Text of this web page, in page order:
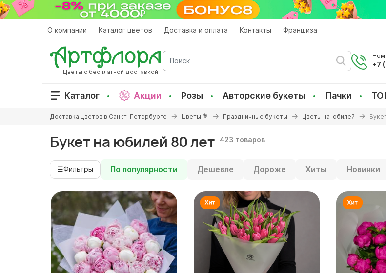
Перейти
к
О компании Каталог цветов Доставка и оплата Контакты Франшиза
Цветы с бесплатной доставкой!
Поиск +7
Каталог Акции Розы Авторские букеты Пачки
здесь
Доставка цветов в Санкт-Петербурге Цветы 💐 Праздничные букеты Цветы на юбилей
Букет на юбилей 80 лет 423 товаров
☰Фильтры По популярности Дешевле Дороже Хиты Новинки